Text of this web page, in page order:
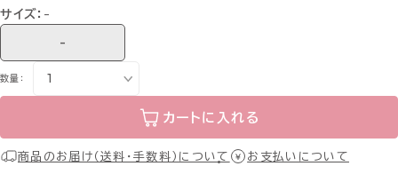
サイズ： -
-
数量：
カートに入れる
商品のお届け（送料・手数料）について お支払いについて